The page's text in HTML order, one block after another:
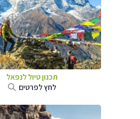
תכנון טיול לנפאל
לחץ לפרטים